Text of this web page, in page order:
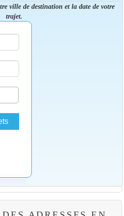
ville de destination et la date de votre
trajet.